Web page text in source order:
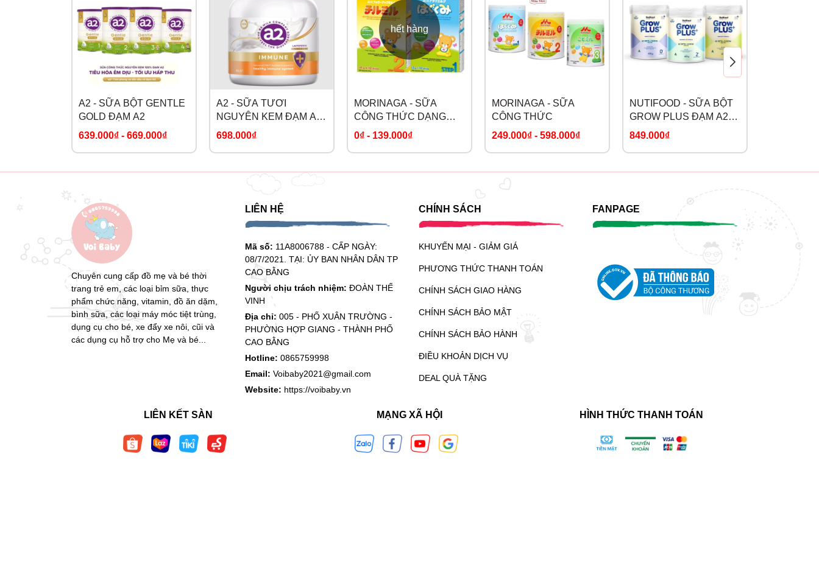
+ 1 tuần - 2 tuần tuổi: 90ml/3 muỗng, Ăn 6 lần/ngày
+ Tuần 3 - tuần 4: 120ml/4 muỗng, ăn 5 lần/ngày
+ Từ tháng thứ 2: 150ml/5 muỗng, ăn 5 lần/ngày
+ Tháng 3 - tháng 6: 180-210ml/6-7 muỗng, ăn 5 lần/ngày
Bảo quản:
- Sau khi mở hộp dùng chú ý đậy nắp cẩn thận không cho ẩm, côn trùng, vật lạ lọt vào và bảo quản ở nơi khô mát
- Nhất thiết phải sử dụng thìa có trong sản phẩm và chú ý bảo quản thật sạch sẽ
- Sử dụng trong vòng 3 tuần sau khi mở nắp
A2 - SỮA BỘT GENTLE
GOLD ĐẠM A2
639.000₫ - 669.000₫
A2 - SỮA TƯƠI
NGUYÊN KEM ĐẠM A2
IMMUNE
698.000₫
hết hàng
MORINAGA - SỮA
CÔNG THỨC DẠNG
GÓI
0₫ - 139.000₫
MORINAGA - SỮA
CÔNG THỨC
249.000₫ - 598.000₫
NUTIFOOD - SỮA BỘT
GROW PLUS ĐẠM A2
BETA CASEIN
849.000₫
Chuyên cung cấp đồ mẹ và bé thời
trang trẻ em, các loại bỉm sữa, thực
phẩm chức năng, vitamin, đồ ăn dặm,
bình sữa, các loại máy móc tiệt trùng,
dụng cụ cho bé, xe đẩy xe nôi, cũi và
các dụng cụ hỗ trợ cho Mẹ và bé...
LIÊN HỆ
Mã số: 11A8006788 - CẤP NGÀY:
08/7/2021. TẠI: ỦY BAN NHÂN DÂN TP
CAO BẰNG
Người chịu trách nhiệm: ĐOÀN THẾ
VINH
Địa chỉ: 005 - PHỐ XUÂN TRƯỜNG -
PHƯỜNG HỢP GIANG - THÀNH PHỐ
CAO BẰNG
Hotline: 0865759998
Email: Voibaby2021@gmail.com
Website: https://voibaby.vn
CHÍNH SÁCH
KHUYẾN MẠI - GIẢM GIÁ
PHƯƠNG THỨC THANH TOÁN
CHÍNH SÁCH GIAO HÀNG
CHÍNH SÁCH BẢO MẬT
CHÍNH SÁCH BẢO HÀNH
ĐIỀU KHOẢN DỊCH VỤ
DEAL QUÀ TẶNG
FANPAGE
LIÊN KẾT SÀN MẠNG XÃ HỘI HÌNH THỨC THANH TOÁN